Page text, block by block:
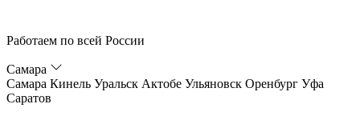
Работаем по всей России
Самара
Самара Кинель Уральск Актобе Ульяновск Оренбург Уфа
Саратов